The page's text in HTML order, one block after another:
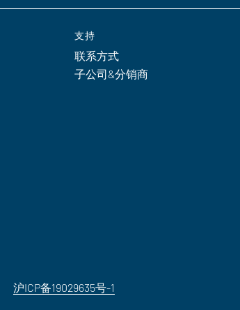
支持
联系方式
子公司&分销商
沪ICP备19029635号-1